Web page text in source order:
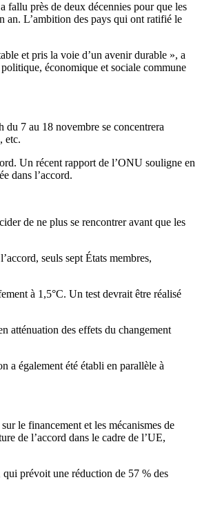
fallu près de deux décennies pour que les
an. L’ambition des pays qui ont ratifié le
et pris la voie d’un avenir durable », a
économique et sociale commune
du 7 au 18 novembre se concentrera
etc.
Un récent rapport de l’ONU souligne en
dans l’accord.
de ne plus se rencontrer avant que les
seuls sept États membres,
à 1,5°C. Un test devrait être réalisé
atténuation des effets du changement
a également été établi en parallèle à
le financement et les mécanismes de
de l’accord dans le cadre de l’UE,
prévoit une réduction de 57 % des